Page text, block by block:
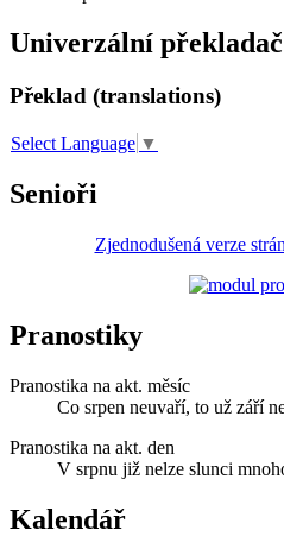
Univerzální překladač
Překlad (translations)
Select Language ▼
Senioři
Zjednodušená verze
Pranostiky
Pranostika na akt. měsíc
Co srpen neuvaří, to už září
Pranostika na akt. den
V srpnu již nelze slunci
Kalendář